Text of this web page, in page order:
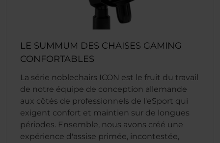
LE SUMMUM DES CHAISES GAMING
CONFORTABLES
La série noblechairs ICON est le fruit du travail
de notre équipe de conception allemande
aux côtés de professionnels de l'eSport qui
exigent confort et maintien sur de longues
périodes. Ensemble, nous avons créé une
expérience d'assise primée, incontestée,